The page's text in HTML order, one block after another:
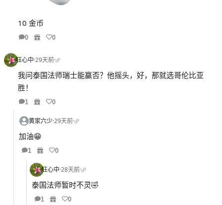
10 金币
0 0
狂心中·29天前·
我问泰国法师瑞士能赢否？他摇头，好，那就选哥伦比亚
胜！
1 0
黄家六少·29天前·
加油😁
1 0
狂心中·28天前·
泰国法师暂时不灵🤣
1 0